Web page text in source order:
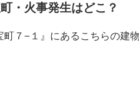
・火事発生はどこ？
７−１』にあるこちらの建物